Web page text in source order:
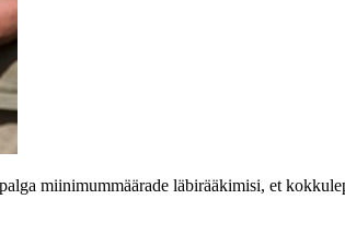
miinimummäärade läbirääkimisi, et